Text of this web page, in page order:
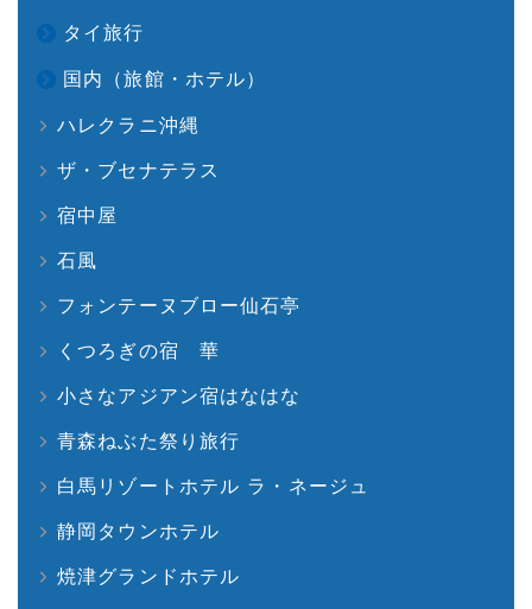
タイ旅行
国内（旅館・ホテル）
ハレクラニ沖縄
ザ・ブセナテラス
宿中屋
石風
フォンテーヌブロー仙石亭
くつろぎの宿 華
小さなアジアン宿はなはな
青森ねぶた祭り旅行
白馬リゾートホテル ラ・ネージュ
静岡タウンホテル
焼津グランドホテル